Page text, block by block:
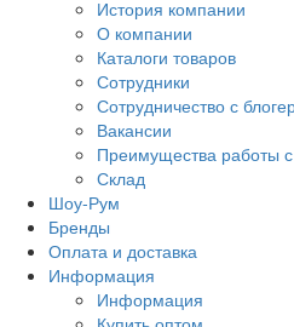
История компании
О компании
Каталоги товаров
Сотрудники
Сотрудничество с
Вакансии
Преимущества работы
Склад
Шоу-Рум
Бренды
Оплата и доставка
Информация
Информация